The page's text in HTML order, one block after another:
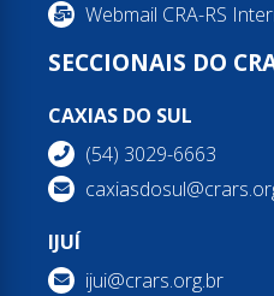
Webmail CRA-RS
SECCIONAIS DO
CAXIAS DO SUL
(54) 3029-6663
IJUÍ
ijui@crars.org.br